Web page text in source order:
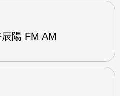
陽 FM AM